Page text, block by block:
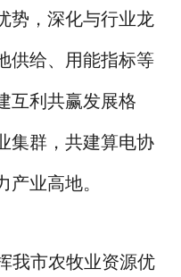
势，深化与行业龙
供给、用能指标等
互利共赢发展格
集群，共建算电协
产业高地。
我市农牧业资源优